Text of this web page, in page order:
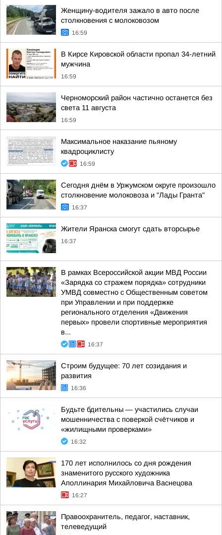
Женщину-водителя зажало в авто после
столкновения с молоковозом
16:59
В Кирсе Кировской области пропал 34-летний
мужчина
16:59
Черноморский район частично останется без
света 11 августа
16:59
Максимальное наказание пьяному
квадроциклисту
16:59
Сегодня днём в Уржумском округе произошло
столкновение молоковоза и "Лады Гранта"
16:37
Жители Яранска смогут сдать вторсырье
16:37
В рамках Всероссийской акции МВД России
«Зарядка со стражем порядка» сотрудники
УМВД совместно с Общественным советом
при Управлении и при поддержке
регионального отделения «Движения
первых» провели спортивные мероприятия
в...
16:37
Строим будущее: 70 лет созидания и
развития
16:36
Будьте бдительны — участились случаи
мошенничества с поверкой счётчиков и
«жилищными проверками»
16:32
170 лет исполнилось со дня рождения
знаменитого русского художника
Аполлинария Михайловича Васнецова
16:27
Правоохранитель, педагог, наставник,
телеведущий